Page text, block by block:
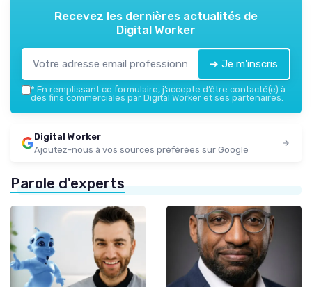
Recevez les dernières actualités de
Digital Worker
➔ Je m'inscris
* En remplissant ce formulaire, j’accepte d’être contacté(e) à
des fins commerciales par Digital Worker et ses partenaires.
Digital Worker
Ajoutez-nous à vos sources préférées sur Google
Parole d'experts